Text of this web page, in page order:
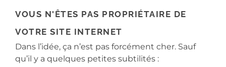
VOUS N'ÊTES PAS PROPRIÉTAIRE DE
VOTRE SITE INTERNET
Dans l’idée, ça n’est pas forcément cher. Sauf
qu’il y a quelques petites subtilités :